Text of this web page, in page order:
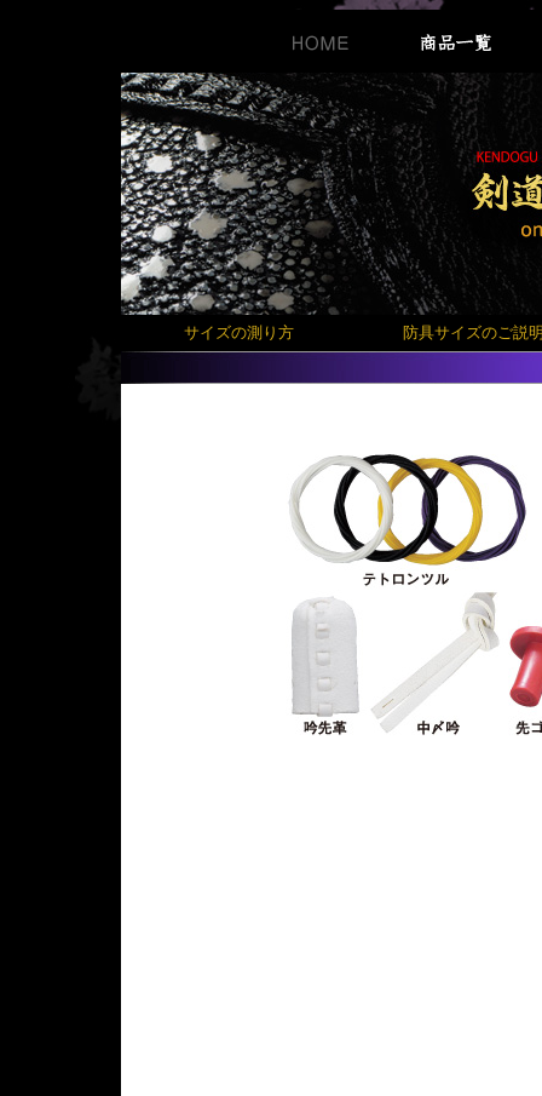
サイズの測り方 防具サイズのご説